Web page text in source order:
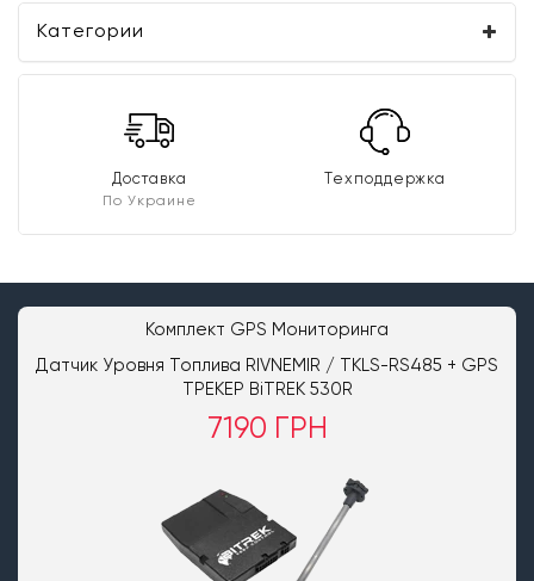
Категории
Доставка
По Украине
Техподдержка
Комплект GPS Мониторинга
Датчик Уровня Топлива RIVNEMIR / TKLS-RS485 + GPS
ТРЕКЕР BiTREK 530R
7190 ГРН